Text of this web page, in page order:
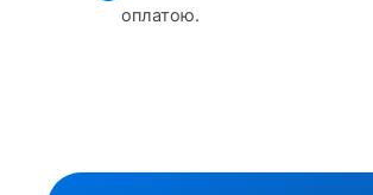
оплатою.